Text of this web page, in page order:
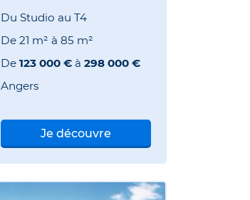
Du Studio au T4
De 21 m² à 85 m²
De 123 000 €à 298 000 €
Angers
Je découvre